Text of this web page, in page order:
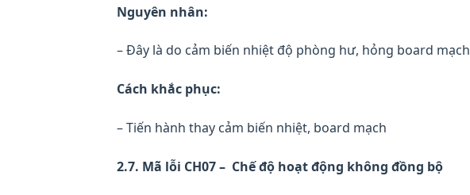
Nguyên nhân:
– Đây là do cảm biến nhiệt độ phòng hư, hỏng board mạch
Cách khắc phục:
– Tiến hành thay cảm biến nhiệt, board mạch
2.7. Mã lỗi CH07 – Chế độ hoạt động không đồng bộ